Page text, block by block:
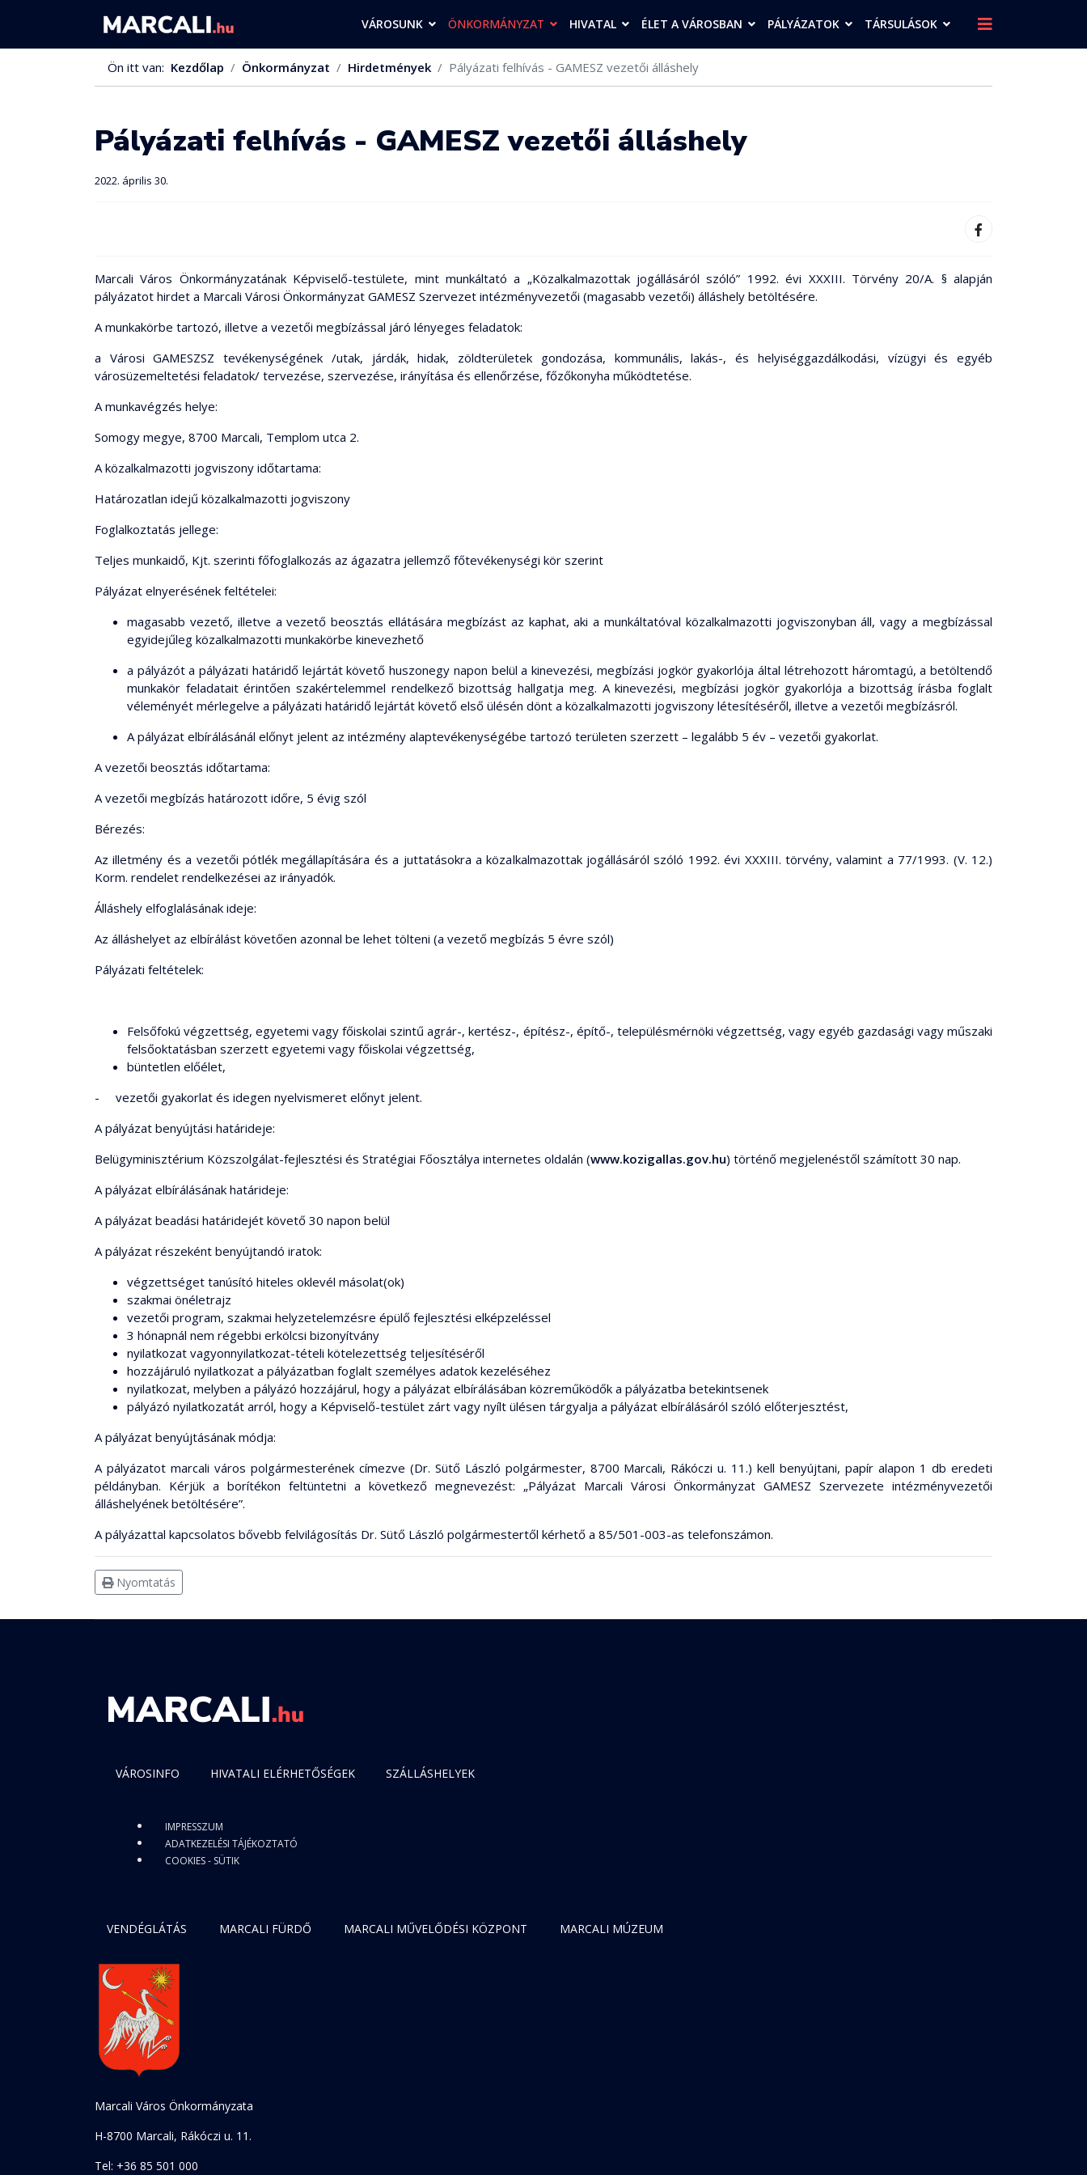
VÁROSUNK ÖNKORMÁNYZAT HIVATAL ÉLET A VÁROSBAN PÁLYÁZATOK TÁRSULÁSOK
Ön itt van: Kezdőlap Önkormányzat Hirdetmények Pályázati felhívás - GAMESZ vezetői álláshely
Pályázati felhívás - GAMESZ vezetői álláshely
2022. április 30.
Marcali Város Önkormányzatának Képviselő-testülete, mint munkáltató a „Közalkalmazottak jogállásáról szóló” 1992. évi XXXIII. Törvény 20/A. § alapján
pályázatot hirdet a Marcali Városi Önkormányzat GAMESZ Szervezet intézményvezetői (magasabb vezetői) álláshely betöltésére.
A munkakörbe tartozó, illetve a vezetői megbízással járó lényeges feladatok:
a Városi GAMESZSZ tevékenységének /utak, járdák, hidak, zöldterületek gondozása, kommunális, lakás-, és helyiséggazdálkodási, vízügyi és egyéb
városüzemeltetési feladatok/ tervezése, szervezése, irányítása és ellenőrzése, főzőkonyha működtetése.
A munkavégzés helye:
Somogy megye, 8700 Marcali, Templom utca 2.
A közalkalmazotti jogviszony időtartama:
Határozatlan idejű közalkalmazotti jogviszony
Foglalkoztatás jellege:
Teljes munkaidő, Kjt. szerinti főfoglalkozás az ágazatra jellemző főtevékenységi kör szerint
Pályázat elnyerésének feltételei:
magasabb vezető, illetve a vezető beosztás ellátására megbízást az kaphat, aki a munkáltatóval közalkalmazotti jogviszonyban áll, vagy a megbízással
egyidejűleg közalkalmazotti munkakörbe kinevezhető
a pályázót a pályázati határidő lejártát követő huszonegy napon belül a kinevezési, megbízási jogkör gyakorlója által létrehozott háromtagú, a betöltendő
munkakör feladatait érintően szakértelemmel rendelkező bizottság hallgatja meg. A kinevezési, megbízási jogkör gyakorlója a bizottság írásba foglalt
véleményét mérlegelve a pályázati határidő lejártát követő első ülésén dönt a közalkalmazotti jogviszony létesítéséről, illetve a vezetői megbízásról.
A pályázat elbírálásánál előnyt jelent az intézmény alaptevékenységébe tartozó területen szerzett – legalább 5 év – vezetői gyakorlat.
A vezetői beosztás időtartama:
A vezetői megbízás határozott időre, 5 évig szól
Bérezés:
Az illetmény és a vezetői pótlék megállapítására és a juttatásokra a közalkalmazottak jogállásáról szóló 1992. évi XXXIII. törvény, valamint a 77/1993. (V. 12.)
Korm. rendelet rendelkezései az irányadók.
Álláshely elfoglalásának ideje:
Az álláshelyet az elbírálást követően azonnal be lehet tölteni (a vezető megbízás 5 évre szól)
Pályázati feltételek:
Felsőfokú végzettség, egyetemi vagy főiskolai szintű agrár-, kertész-, építész-, építő-, településmérnöki végzettség, vagy egyéb gazdasági vagy műszaki
felsőoktatásban szerzett egyetemi vagy főiskolai végzettség,
büntetlen előélet,
- vezetői gyakorlat és idegen nyelvismeret előnyt jelent.
A pályázat benyújtási határideje:
Belügyminisztérium Közszolgálat-fejlesztési és Stratégiai Főosztálya internetes oldalán (www.kozigallas.gov.hu) történő megjelenéstől számított 30 nap.
A pályázat elbírálásának határideje:
A pályázat beadási határidejét követő 30 napon belül
A pályázat részeként benyújtandó iratok:
végzettséget tanúsító hiteles oklevél másolat(ok)
szakmai önéletrajz
vezetői program, szakmai helyzetelemzésre épülő fejlesztési elképzeléssel
3 hónapnál nem régebbi erkölcsi bizonyítvány
nyilatkozat vagyonnyilatkozat-tételi kötelezettség teljesítéséről
hozzájáruló nyilatkozat a pályázatban foglalt személyes adatok kezeléséhez
nyilatkozat, melyben a pályázó hozzájárul, hogy a pályázat elbírálásában közreműködők a pályázatba betekintsenek
pályázó nyilatkozatát arról, hogy a Képviselő-testület zárt vagy nyílt ülésen tárgyalja a pályázat elbírálásáról szóló előterjesztést,
A pályázat benyújtásának módja:
A pályázatot marcali város polgármesterének címezve (Dr. Sütő László polgármester, 8700 Marcali, Rákóczi u. 11.) kell benyújtani, papír alapon 1 db eredeti
példányban. Kérjük a borítékon feltüntetni a következő megnevezést: „Pályázat Marcali Városi Önkormányzat GAMESZ Szervezete intézményvezetői
álláshelyének betöltésére”.
A pályázattal kapcsolatos bővebb felvilágosítás Dr. Sütő László polgármestertől kérhető a 85/501-003-as telefonszámon.
Nyomtatás
VÁROSINFO HIVATALI ELÉRHETŐSÉGEK SZÁLLÁSHELYEK
IMPRESSZUM
ADATKEZELÉSI TÁJÉKOZTATÓ
COOKIES - SÜTIK
VENDÉGLÁTÁS MARCALI FÜRDŐ MARCALI MŰVELŐDÉSI KÖZPONT MARCALI MÚZEUM
Marcali Város Önkormányzata
H-8700 Marcali, Rákóczi u. 11.
Tel: +36 85 501 000